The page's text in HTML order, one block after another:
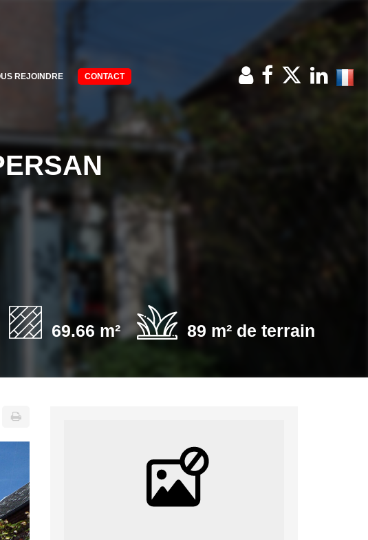
REJOINDRE CONTACT
69.66 m² 89 m² de terrain